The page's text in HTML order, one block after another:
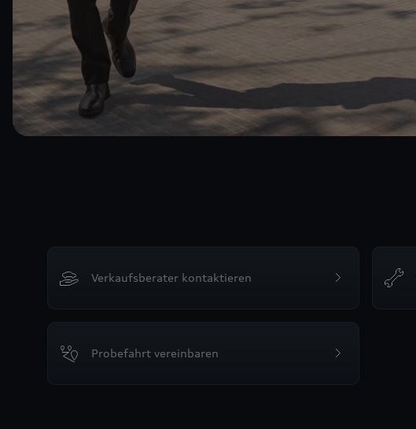
Verkaufsberater kontaktieren
Probefahrt vereinbaren